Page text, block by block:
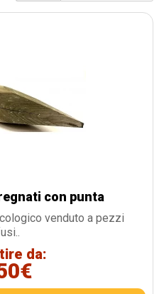
con punta
venduto a pezzi
da: